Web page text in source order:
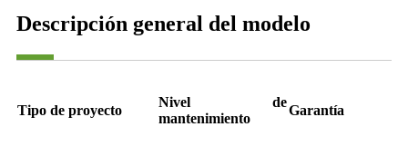
Descripción general del modelo
Tipo de proyecto
Nivel de
mantenimiento
Garantía